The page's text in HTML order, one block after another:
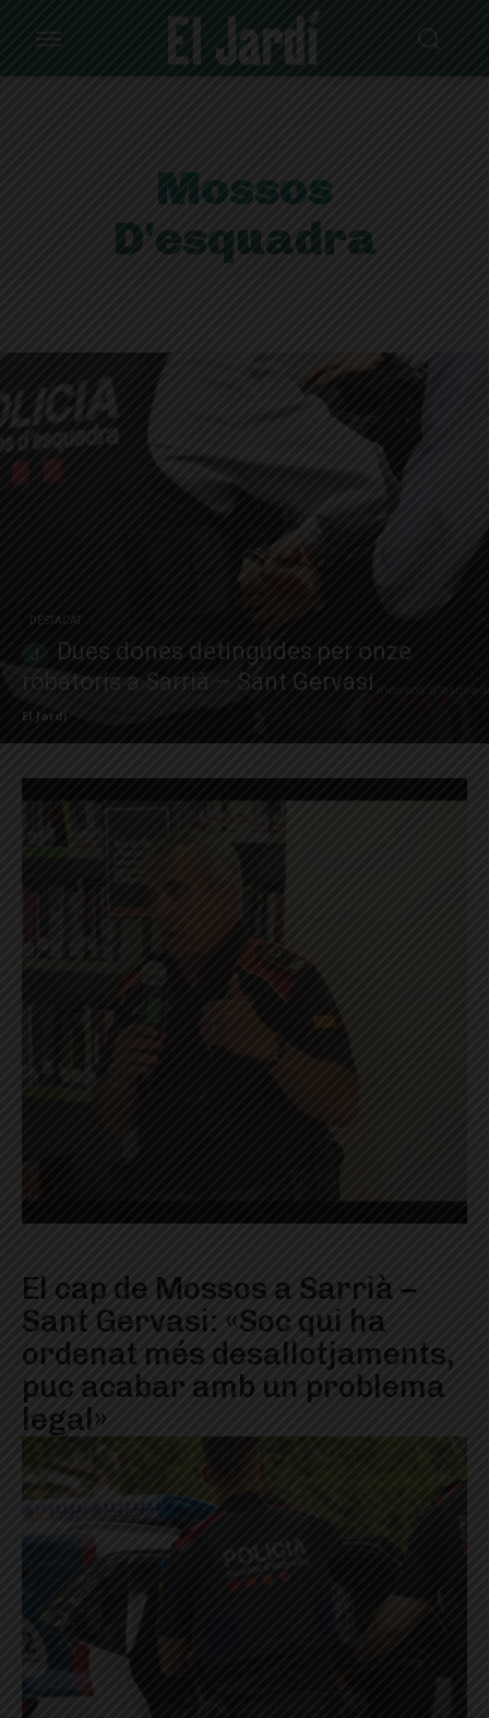
Mossos
D'esquadra
DESTACAT
Dues dones detingudes per onze
robatoris a Sarrià – Sant Gervasi
El Jardí
El cap de Mossos a Sarrià –
Sant Gervasi: «Soc qui ha
ordenat més desallotjaments,
puc acabar amb un problema
legal»